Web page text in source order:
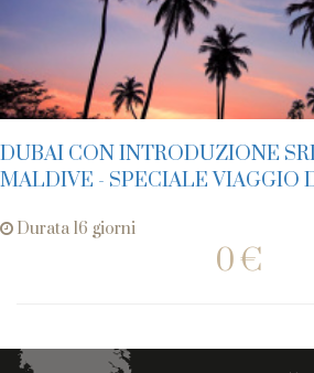
DUBAI CON INTRODUZIONE
MALDIVE - SPECIALE VIAGGIO
Durata 16 giorni
0 €